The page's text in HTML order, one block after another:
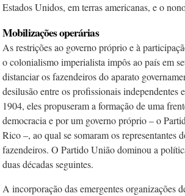
Estados Unidos, em terras americanas, e o
Mobilizações operárias
As restrições ao governo próprio e à
o colonialismo imperialista impôs ao país em
distanciar os fazendeiros do aparato
desilusão entre os profissionais independentes
1904, eles propuseram a formação de uma
democracia e por um governo próprio – o
Rico –, ao qual se somaram os representantes
fazendeiros. O Partido União dominou a
duas décadas seguintes.
A incorporação das emergentes organizações